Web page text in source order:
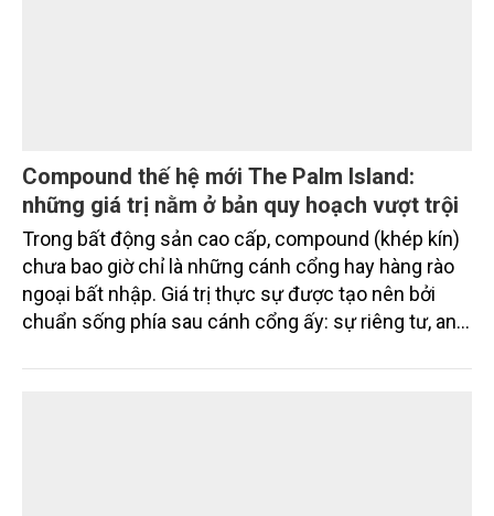
Compound thế hệ mới The Palm Island:
những giá trị nằm ở bản quy hoạch vượt trội
Trong bất động sản cao cấp, compound (khép kín)
chưa bao giờ chỉ là những cánh cổng hay hàng rào
ngoại bất nhập. Giá trị thực sự được tạo nên bởi
chuẩn sống phía sau cánh cổng ấy: sự riêng tư, an
vụ được thiết kế dành riêng cho họ.